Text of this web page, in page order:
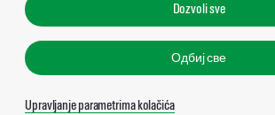
Dozvoli sve
Одбиј све
Upravljanje parametrima kolačića